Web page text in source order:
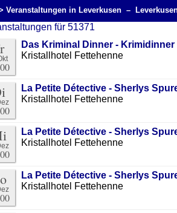
Veranstaltungen in Leverkusen –
für 51371
Das Kriminal Dinner -
Kristallhotel Fettehenne
La Petite Détective - Sherlys
Kristallhotel Fettehenne
La Petite Détective - Sherlys
Kristallhotel Fettehenne
La Petite Détective - Sherlys
Kristallhotel Fettehenne